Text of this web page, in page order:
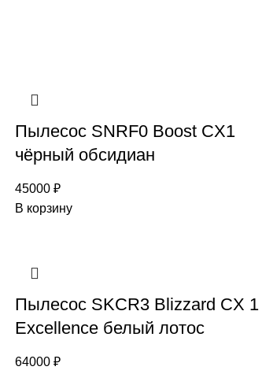
Пылесос SNRF0 Boost CX1
чёрный обсидиан
45000₽
В корзину
Пылесос SKCR3 Blizzard CX 1
Excellence белый лотос
64000₽